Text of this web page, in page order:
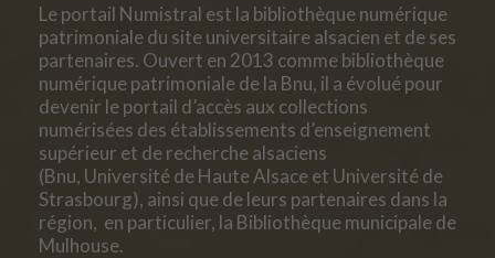
Le portail Numistral est la bibliothèque numérique
patrimoniale du site universitaire alsacien et de ses
partenaires. Ouvert en 2013 comme bibliothèque
numérique patrimoniale de la Bnu, il a évolué pour
devenir le portail d’accès aux collections
numérisées des établissements d’enseignement
supérieur et de recherche alsaciens
(Bnu, Université de Haute Alsace et Université de
Strasbourg), ainsi que de leurs partenaires dans la
région, en particulier, la Bibliothèque municipale de
Mulhouse.